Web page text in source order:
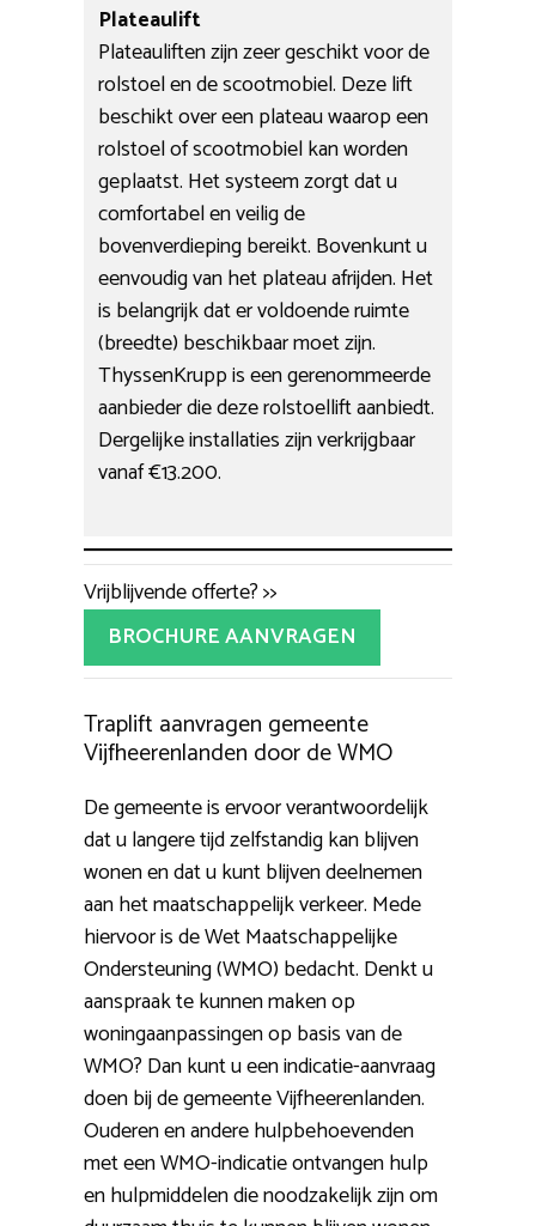
Plateaulift
Plateauliften zijn zeer geschikt voor de
rolstoel en de scootmobiel. Deze lift
beschikt over een plateau waarop een
rolstoel of scootmobiel kan worden
geplaatst. Het systeem zorgt dat u
comfortabel en veilig de
bovenverdieping bereikt. Bovenkunt u
eenvoudig van het plateau afrijden. Het
is belangrijk dat er voldoende ruimte
(breedte) beschikbaar moet zijn.
ThyssenKrupp is een gerenommeerde
aanbieder die deze rolstoellift aanbiedt.
Dergelijke installaties zijn verkrijgbaar
vanaf €13.200.
Vrijblijvende offerte? >>
BROCHURE AANVRAGEN
Traplift aanvragen gemeente
Vijfheerenlanden door de WMO
De gemeente is ervoor verantwoordelijk
dat u langere tijd zelfstandig kan blijven
wonen en dat u kunt blijven deelnemen
aan het maatschappelijk verkeer. Mede
hiervoor is de Wet Maatschappelijke
Ondersteuning (WMO) bedacht. Denkt u
aanspraak te kunnen maken op
woningaanpassingen op basis van de
WMO? Dan kunt u een indicatie-aanvraag
doen bij de gemeente Vijfheerenlanden.
Ouderen en andere hulpbehoevenden
met een WMO-indicatie ontvangen hulp
en hulpmiddelen die noodzakelijk zijn om